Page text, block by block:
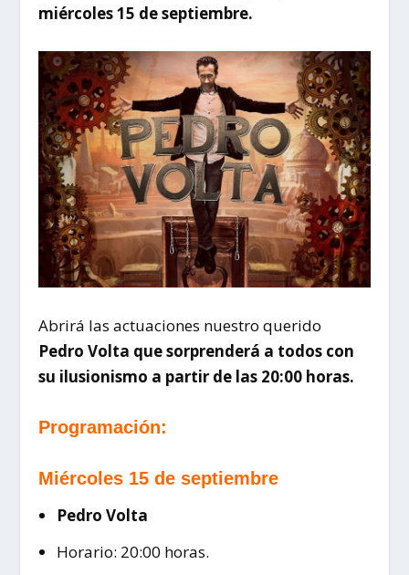
miércoles 15 de septiembre.
Abrirá las actuaciones nuestro querido
Pedro Volta que sorprenderá a todos con
su ilusionismo a partir de las 20:00 horas.
Programación:
Miércoles 15 de septiembre
Pedro Volta
Horario: 20:00 horas.